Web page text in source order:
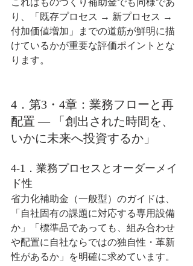
り、「既存プロセス → 新プロセス →
付加価値増加」までの道筋が鮮明に描
けているかが重要な評価ポイントとな
ります。
4．第3・4章：業務フローと再
配置 ― 「創出された時間を、
いかに未来へ投資するか」
4-1．業務プロセスとオーダーメイ
ド性
省力化補助金（一般型）のガイドは、
「自社固有の課題に対応する専用設備
か」「標準品であっても、組み合わせ
や配置に自社ならではの独自性・革新
性があるか」を明確に求めています。